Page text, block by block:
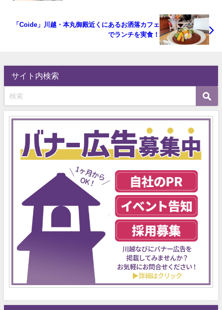
「Coide」川越・本丸御殿近くにあるお洒落カフェ
でランチを実食！
サイト内検索